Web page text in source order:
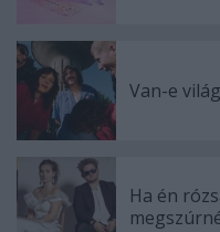
Van-e
Ha én